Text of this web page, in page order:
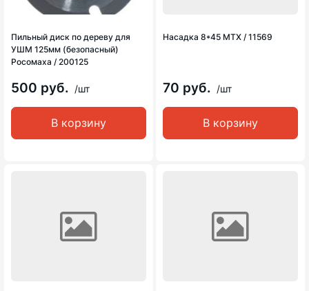
Пильный диск по дереву для
УШМ 125мм (безопасный)
Росомаха / 200125
500 руб. /шт
В корзину
Насадка 8*45 MTX / 11569
70 руб. /шт
В корзину